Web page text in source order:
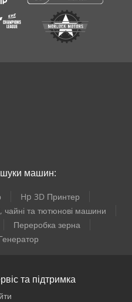
машин:
Hp 3D Принтер
чайні та тютюнові машини
Переробка зерна
та підтримка